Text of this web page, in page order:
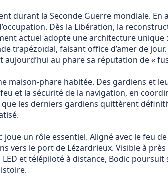
durant la Seconde Guerre mondiale. En
Dès la Libération, la
actuel adopte une architecture
trapézoïdal, faisant office d’amer de
au phare sa réputation de «
maison-phare habitée. Des gardiens et
et la sécurité de la navigation, en
que les derniers gardiens quittèrent
un rôle essentiel. Aligné avec le feu
vers le port de Lézardrieux. Visible à
et télépiloté à distance, Bodic